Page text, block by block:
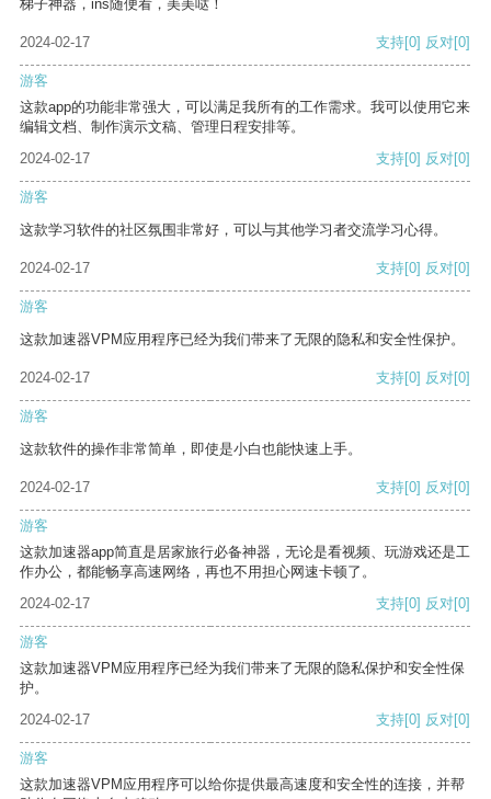
梯子神器，ins随便看，美美哒！
2024-02-17 支持[0] 反对[0]
游客
这款app的功能非常强大，可以满足我所有的工作需求。我可以使用它来
编辑文档、制作演示文稿、管理日程安排等。
2024-02-17
支持[0] 反对[0]
游客
这款学习软件的社区氛围非常好，可以与其他学习者交流学习心得。
2024-02-17 支持[0] 反对[0]
游客
这款加速器VPM应用程序已经为我们带来了无限的隐私和安全性保护。
2024-02-17 支持[0] 反对[0]
游客
这款软件的操作非常简单，即使是小白也能快速上手。
2024-02-17 支持[0] 反对[0]
游客
这款加速器app简直是居家旅行必备神器，无论是看视频、玩游戏还是工
作办公，都能畅享高速网络，再也不用担心网速卡顿了。
2024-02-17
支持[0] 反对[0]
游客
这款加速器VPM应用程序已经为我们带来了无限的隐私保护和安全性保
护。
2024-02-17
支持[0] 反对[0]
游客
这款加速器VPM应用程序可以给你提供最高速度和安全性的连接，并帮